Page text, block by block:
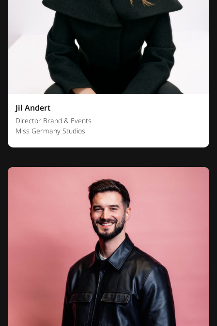
Jil Andert
Director Brand & Events
Miss Germany Studios